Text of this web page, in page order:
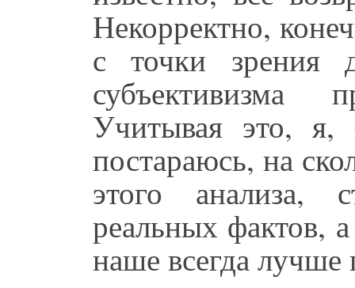
Некорректно,
с точки зрения
субъективизма
Учитывая это, я,
постараюсь, на
этого анализа,
реальных фактов,
наше всегда